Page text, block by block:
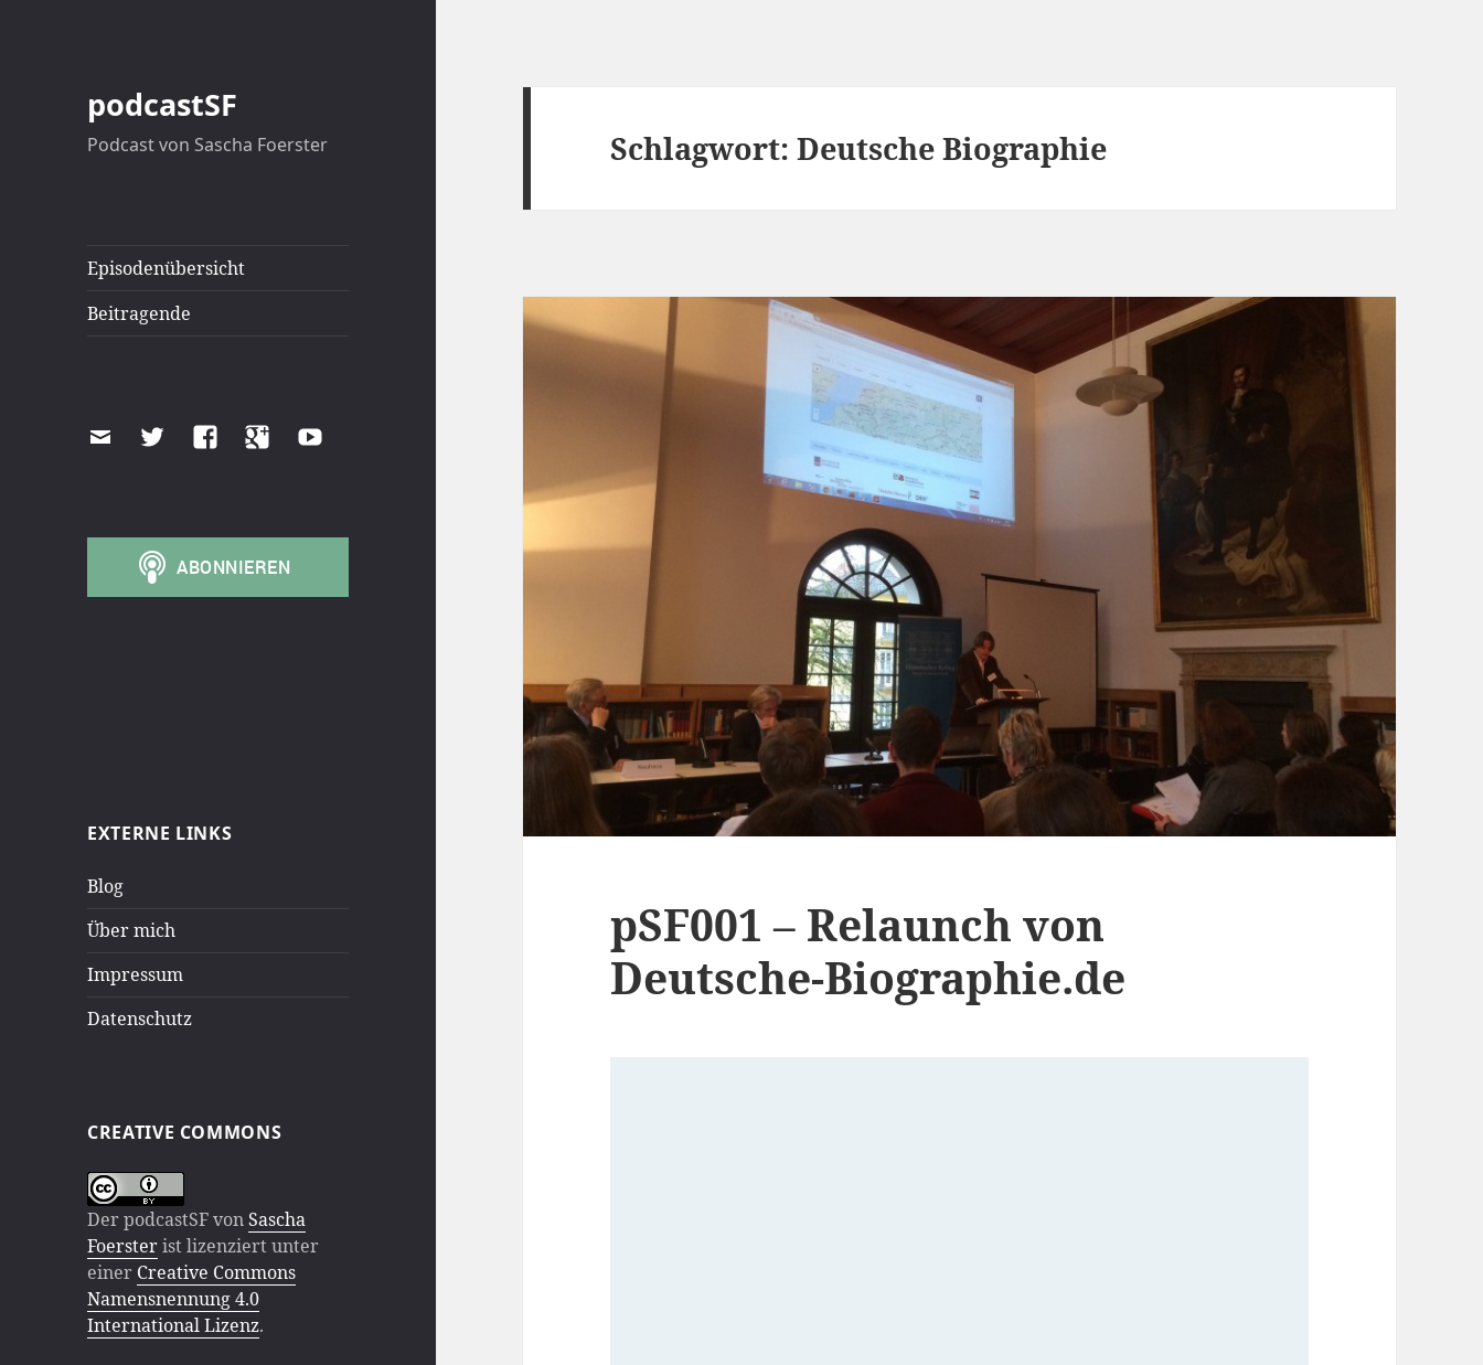
podcastSF
Podcast von Sascha Foerster
Episodenübersicht
Beitragende
EmailTwitterFacebookGoogle+Youtube
EXTERNE LINKS
Blog
Über mich
Impressum
Datenschutz
CREATIVE COMMONS
DerpodcastSFvonSascha
Foersterist lizenziert unter
einer Creative Commons
Namensnennung 4.0
International Lizenz.
Schlagwort:Deutsche Biographie
pSF001 – Relaunch von
Deutsche-Biographie.de